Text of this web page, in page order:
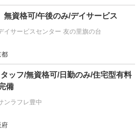
無資格可/午後のみ/デイサービス
イサービスセンター 友の里旗の台
都
ッフ/無資格可/日勤のみ/住宅型有料
備
ンラフレ豊中
府